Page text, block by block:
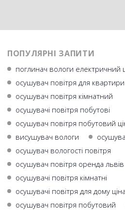
ПОПУЛЯРНІ ЗАПИТИ
поглинач вологи електричний
осушувач повітря для квартири
осушувач повітря кімнатний
осушувачі повітря побутові
осушувач повітря побутовий
висушувач вологи
осушувач вологості повітря
осушувач повітря оренда львів
осушувачі повітря кімнатні
осушувачі повітря для дому ціна
осушувач повітря побутовий